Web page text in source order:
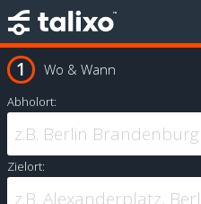
Wo & Wann
Abholort:
Zielort: